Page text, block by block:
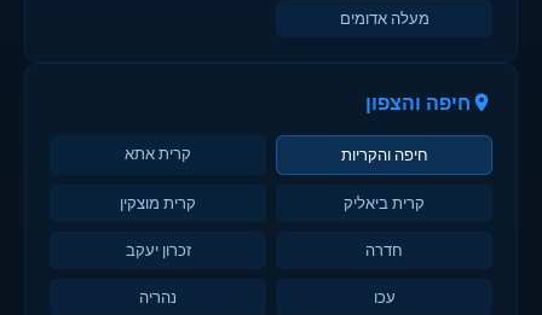
מעלה אדומים
חיפה והצפון
חיפה והקריות קרית אתא
קרית ביאליק קרית מוצקין
חדרה זכרון יעקב
עכו נהריה